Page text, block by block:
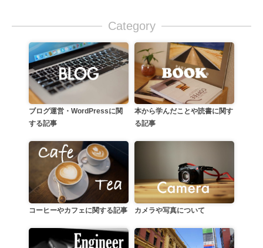
Category
ブログ運営・WordPressに関
する記事
本から学んだことや読書に関す
る記事
コーヒーやカフェに関する記事 カメラや写真について